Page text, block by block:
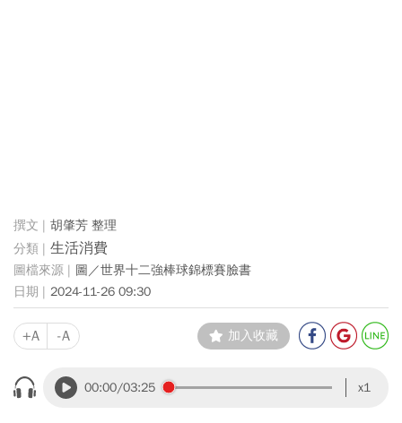
胡肇芳 整理
生活消費
圖／世界十二強棒球錦標賽臉書
2024-11-26 09:30
+A -A 加入收藏
00:00/03:25 x1